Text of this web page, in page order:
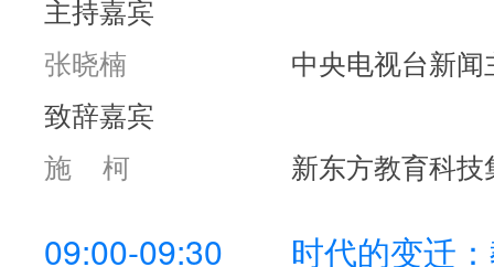
主持嘉宾
张晓楠
致辞嘉宾
施 柯
新东方教育科